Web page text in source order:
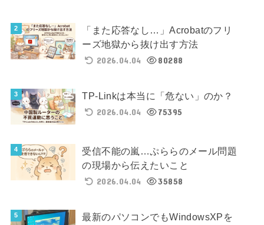
「また応答なし…」Acrobatのフリ
ーズ地獄から抜け出す方法
2026.04.04
80288
TP-Linkは本当に「危ない」のか？
2026.04.04
75395
受信不能の嵐…ぷららのメール問題
の現場から伝えたいこと
2026.04.04
35858
最新のパソコンでもWindowsXPを